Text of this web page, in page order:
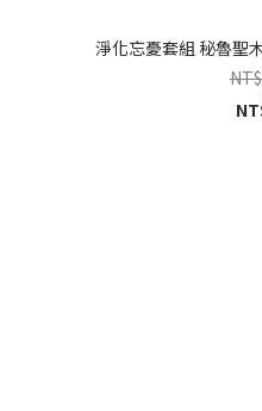
淨化忘憂套組 秘魯聖